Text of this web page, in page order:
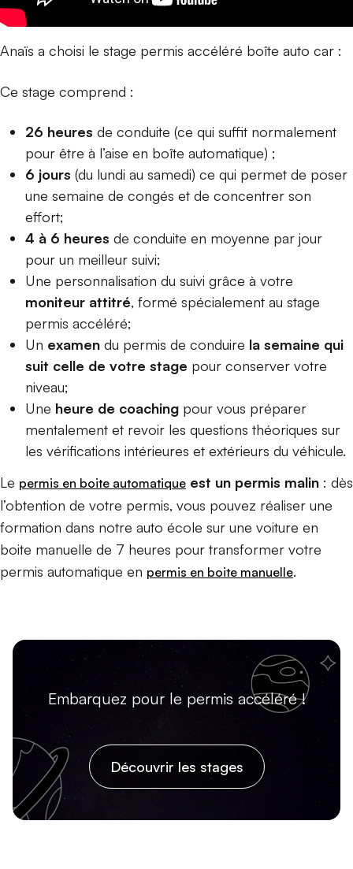
Anaïs a choisi le stage permis accéléré boîte auto car :
Ce stage comprend :
26 heures de conduite (ce qui suffit normalement
pour être à l’aise en boîte automatique) ;
6 jours (du lundi au samedi) ce qui permet de poser
une semaine de congés et de concentrer son
effort;
4 à 6 heures de conduite en moyenne par jour
pour un meilleur suivi;
Une personnalisation du suivi grâce à votre
moniteur attitré, formé spécialement au stage
permis accéléré;
Un examen du permis de conduire la semaine qui
suit celle de votre stage pour conserver votre
niveau;
Une heure de coaching pour vous préparer
mentalement et revoir les questions théoriques sur
les vérifications intérieures et extérieurs du véhicule.
Le permis en boite automatique est un permis malin : dès
l’obtention de votre permis, vous pouvez réaliser une
formation dans notre auto école sur une voiture en
boite manuelle de 7 heures pour transformer votre
permis automatique en permis en boite manuelle.
Embarquez pour le permis accéléré !
Découvrir les stages